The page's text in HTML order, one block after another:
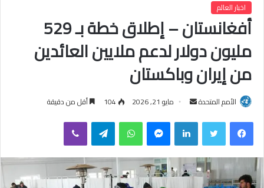
اخبار العالم
أفغانستان – إطلاق خطة بـ 529
مليون دولار لدعم ملايين العائدين
من إيران وباكستان
الأمم المتحدة
س
ل
ب
ر
مايو 21, 2026 104 أقل من دقيقة
فيسبوك لينكدإن واتساب تيلقرام